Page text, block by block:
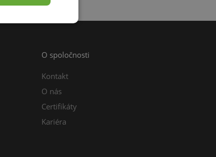
O spoločnosti
Kontakt
O nás
Certifikáty
Kariéra